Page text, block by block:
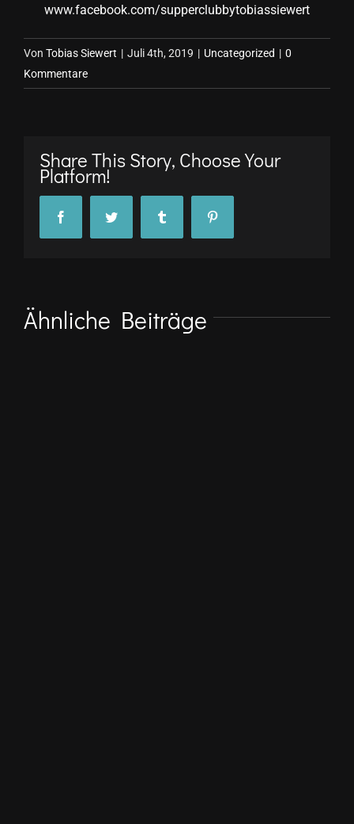
www.facebook.com/supperclubbytobiassiewert
Von Tobias Siewert | Juli 4th, 2019 | Uncategorized | 0
Kommentare
Share This Story, Choose Your
Platform!
FacebookTwitter
Ähnliche Beiträge